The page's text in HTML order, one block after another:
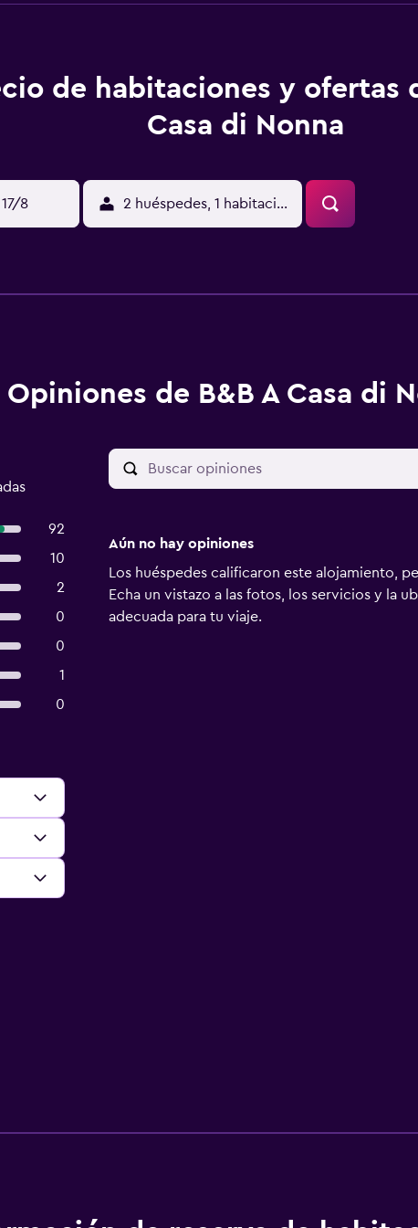
de habitaciones y ofertas
Casa di Nonna
17/8 2 huéspedes, 1 habitación
Opiniones de B&B A Casa di
92
10
2
0
0
1
0
Aún no hay opiniones
Los huéspedes calificaron este alojamiento,
Echa un vistazo a las fotos, los servicios y la
adecuada para tu viaje.